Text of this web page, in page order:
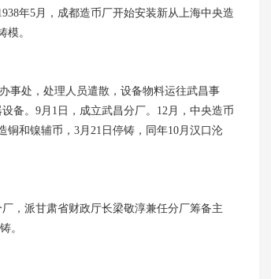
年5月，成都造币厂开始安装新从上海中央造
模。
事处，处理人员遣散，设备物料运往武昌事
备。9月1日，成立武昌分厂。12月，中央造币
铜和镍辅币，3月21日停铸，同年10月汉口沦
，派甘肃省财政厅长梁敬淳兼任分厂筹备主
。